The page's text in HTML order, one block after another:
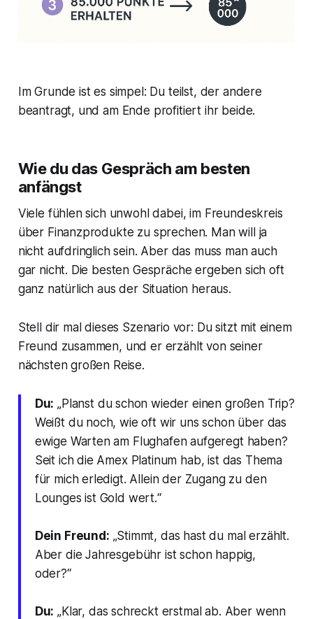
Im Grunde ist es simpel: Du teilst, der andere
beantragt, und am Ende profitiert ihr beide.
Wie du das Gespräch am besten
anfängst
Viele fühlen sich unwohl dabei, im Freundeskreis
über Finanzprodukte zu sprechen. Man will ja
nicht aufdringlich sein. Aber das muss man auch
gar nicht. Die besten Gespräche ergeben sich oft
ganz natürlich aus der Situation heraus.
Stell dir mal dieses Szenario vor: Du sitzt mit einem
Freund zusammen, und er erzählt von seiner
nächsten großen Reise.
Du: „Planst du schon wieder einen großen Trip?
Weißt du noch, wie oft wir uns schon über das
ewige Warten am Flughafen aufgeregt haben?
Seit ich die Amex Platinum hab, ist das Thema
für mich erledigt. Allein der Zugang zu den
Lounges ist Gold wert.“
Dein Freund: „Stimmt, das hast du mal erzählt.
Aber die Jahresgebühr ist schon happig,
oder?“
Du: „Klar, das schreckt erstmal ab. Aber wenn